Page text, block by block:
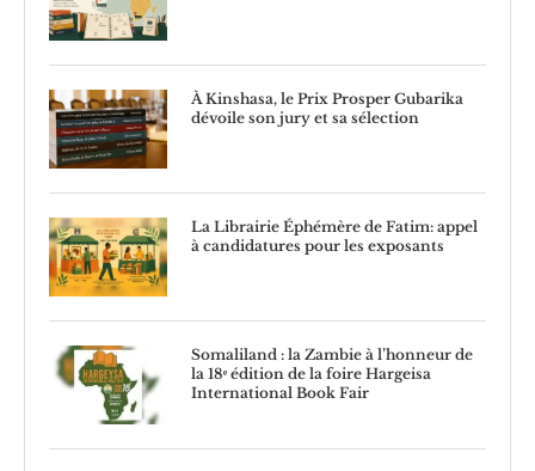
À Kinshasa, le Prix Prosper Gubarika
dévoile son jury et sa sélection
La Librairie Éphémère de Fatim: appel
à candidatures pour les exposants
Somaliland : la Zambie à l’honneur de
la 18ᵉ édition de la foire Hargeisa
International Book Fair